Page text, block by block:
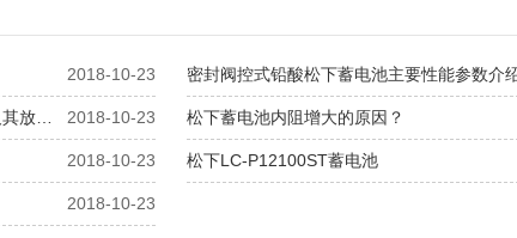
2018-10-23 密封阀控式铅酸松下蓄电池主要性能参数介
2018-10-23
放… 松下蓄电池内阻增大的原因？
2018-10-23 松下LC-P12100ST蓄电池
2018-10-23